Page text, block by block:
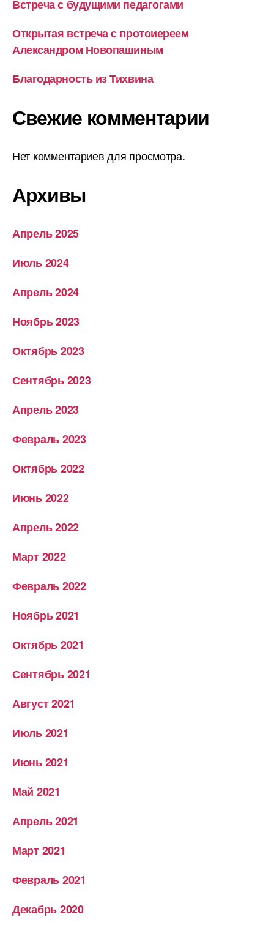
Встреча с будущими педагогами
Открытая встреча с протоиереем
Александром Новопашиным
Благодарность из Тихвина
Свежие комментарии
Нет комментариев для просмотра.
Архивы
Апрель 2025
Июль 2024
Апрель 2024
Ноябрь 2023
Октябрь 2023
Сентябрь 2023
Апрель 2023
Февраль 2023
Октябрь 2022
Июнь 2022
Апрель 2022
Март 2022
Февраль 2022
Ноябрь 2021
Октябрь 2021
Сентябрь 2021
Август 2021
Июль 2021
Июнь 2021
Май 2021
Апрель 2021
Март 2021
Февраль 2021
Декабрь 2020